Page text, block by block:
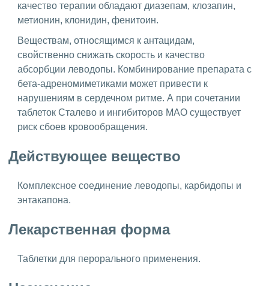
качество терапии обладают диазепам, клозапин,
метионин, клонидин, фенитоин.
Веществам, относящимся к антацидам,
свойственно снижать скорость и качество
абсорбции леводопы. Комбинирование препарата с
бета-адреномиметиками может привести к
нарушениям в сердечном ритме. А при сочетании
таблеток Сталево и ингибиторов МАО существует
риск сбоев кровообращения.
Действующее вещество
Комплексное соединение леводопы, карбидопы и
энтакапона.
Лекарственная форма
Таблетки для перорального применения.